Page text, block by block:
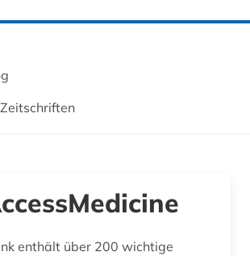
enthält über 200 wichtige